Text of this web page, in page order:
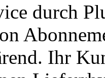
durch
Ihr